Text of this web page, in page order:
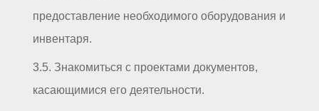
предоставление необходимого оборудования и
инвентаря.
3.5. Знакомиться с проектами документов,
касающимися его деятельности.